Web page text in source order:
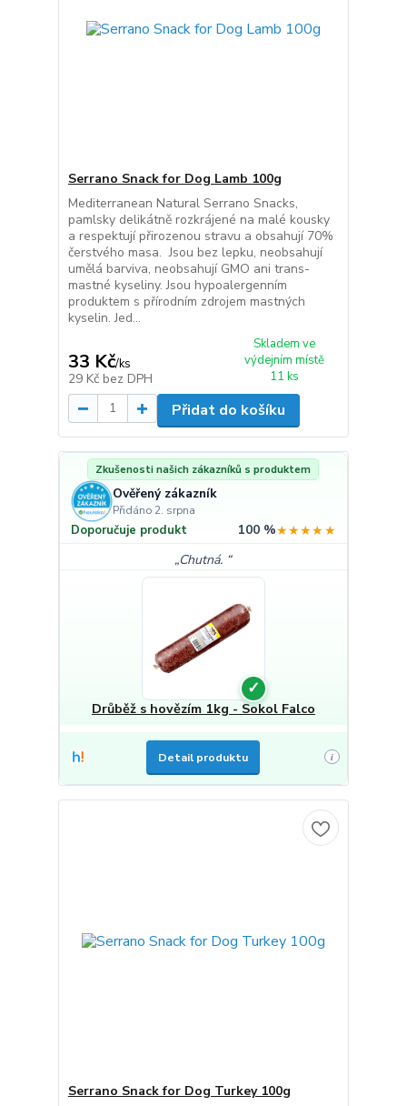
Serrano Snack for Dog Lamb 100g
Mediterranean Natural Serrano Snacks,
pamlsky delikátně rozkrájené na malé kousky
a respektují přirozenou stravu a obsahují 70%
čerstvého masa. Jsou bez lepku, neobsahují
umělá barviva, neobsahují GMO ani trans-
mastné kyseliny. Jsou hypoalergenním
produktem s přírodním zdrojem mastných
kyselin. Jed...
33 Kč/ks
29 Kč bez DPH
Skladem ve
výdejním místě
11 ks
Přidat do košíku
Zkušenosti našich zákazníků s produktem
Ověřený zákazník
Přidáno 2. srpna
Doporučuje produkt 100 %★★★★★
Chutná.
✓
Drůběž s hovězím 1kg - Sokol Falco
Detail produktu i
Serrano Snack for Dog Turkey 100g